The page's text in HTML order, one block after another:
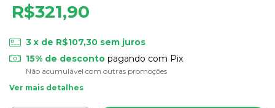
R$321,90
3 x de R$107,30 sem juros
15% de descontopagando com Pix
Não acumulável com outras promoções
Ver mais detalhes